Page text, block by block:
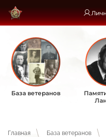
База ветеранов
Главная База ветеранов